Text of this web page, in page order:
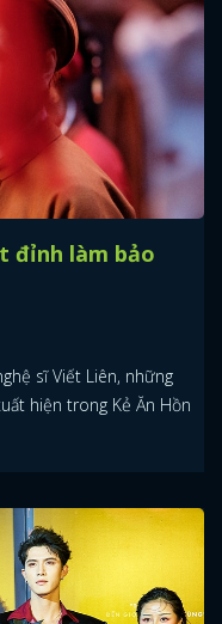
đỉnh làm bảo
sĩ Viết Liên, những
hiện trong Kẻ Ăn Hồn